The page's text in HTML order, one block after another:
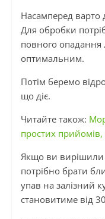
Насамперед варто
Для обробки
повного
оптимальним.
Потім беремо
що діє.
Читайте також:
простих прийомів,
Якщо ви вирішили
потрібно брати
упав на залізний
становитиме від